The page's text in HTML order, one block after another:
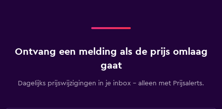
Ontvang een melding als de prijs omlaag
gaat
Dagelijks prijswijzigingen in je inbox - alleen met Prijsalerts.